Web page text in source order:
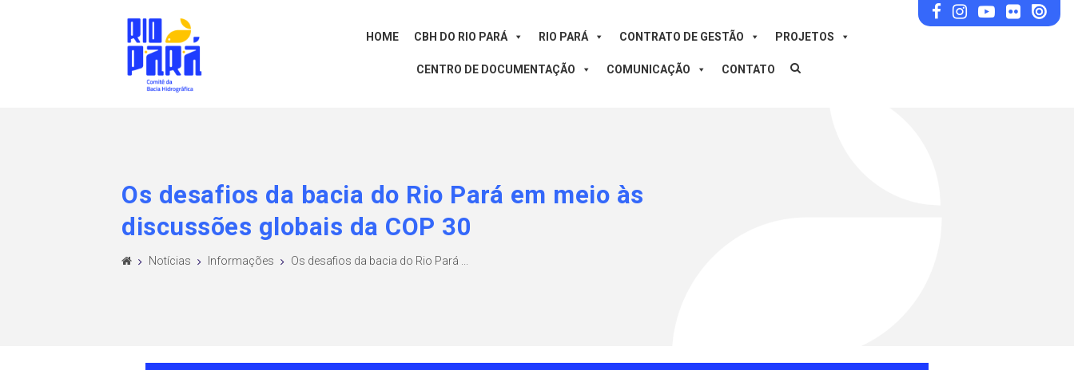
HOME CBH DO RIO PARÁ RIO PARÁ CONTRATO DE GESTÃO PROJETOS
CENTRO DE DOCUMENTAÇÃO COMUNICAÇÃO CONTATO
Os desafios da bacia do Rio Pará em meio às
discussões globais da COP 30
Notícias Informações Os desafios da bacia do Rio Pará ...